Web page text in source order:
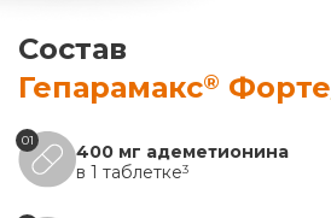
Состав
Гепарамакс® Форте
01
400 мг адеметионина
в 1 таблетке3